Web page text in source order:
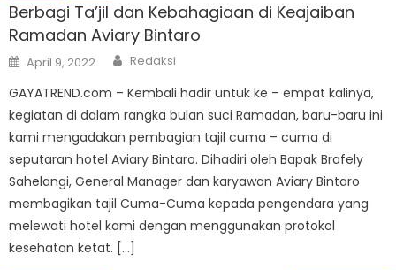
Berbagi Ta’jil dan Kebahagiaan di Keajaiban
Ramadan Aviary Bintaro
Posted
on
April 9, 2022 Author
Redaksi
GAYATREND.com – Kembali hadir untuk ke – empat kalinya,
kegiatan di dalam rangka bulan suci Ramadan, baru-baru ini
kami mengadakan pembagian tajil cuma – cuma di
seputaran hotel Aviary Bintaro. Dihadiri oleh Bapak Brafely
Sahelangi, General Manager dan karyawan Aviary Bintaro
membagikan tajil Cuma-Cuma kepada pengendara yang
melewati hotel kami dengan menggunakan protokol
kesehatan ketat. […]